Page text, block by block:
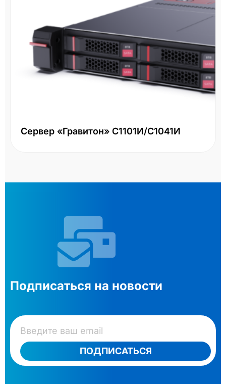
СХД HPE MSA 2060 R0Q73A - 16Gb FC
LFF
Два контроллера 16Gb FC, большой форм-фактор
Подписаться на новости